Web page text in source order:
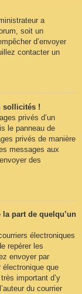
a
soit un
d’envoyer
contacter un
sollicités !
privés d’un
le panneau de
privés de manière
messages aux
des
part de quelqu’un
électroniques
repérer les
envoyer par
électronique que
important d’y
du courrier